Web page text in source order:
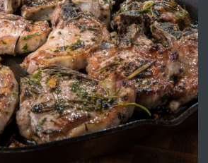
преди 2 дни
№4120 Магазин/Офис под наем в кв.
Любен Каравелов, Хасково-близо до
градската градина!
преди 2 дни
ПРОСТОРЕН ТРИСТАЕН